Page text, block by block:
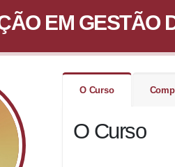
EM GESTÃO
O Curso
O Curso